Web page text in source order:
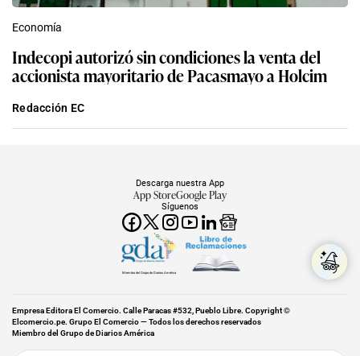
Economía
Indecopi autorizó sin condiciones la venta del
accionista mayoritario de Pacasmayo a Holcim
Redacción EC
Síguenos
Descarga nuestra App
App StoreGoogle Play
Miembro del Grupo de Diarios América
Empresa Editora El Comercio. Calle Paracas #532, Pueblo Libre. Copyright ©
Elcomercio.pe. Grupo El Comercio — Todos los derechos reservados
Miembro del Grupo de Diarios América